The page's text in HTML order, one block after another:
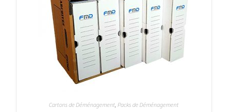
Cartons de Déménagement ,Packs de Déménagement